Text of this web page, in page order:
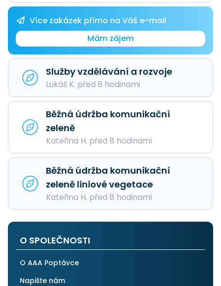
Více zakázek přímo na Váš e-mail
Mám zájem
Služby vzdělávání a rozvoje
Lukáš K. před 8 hodinami
Běžná údržba komunikační
zeleně
Kateřina H. před 8 hodinami
Běžná údržba komunikační
zeleně liniové vegetace
Kateřina H. před 8 hodinami
O SPOLEČNOSTI
O AAA Poptávce
Napište nám